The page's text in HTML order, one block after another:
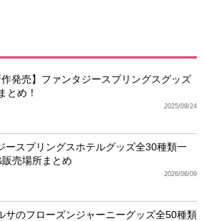
作発売】ファンタジースプリングスグッズ
とめ！
2025/09/24
ースプリングスホテルグッズ全30種類一
売場所まとめ
2026/06/09
サのフローズンジャーニーグッズ全50種類